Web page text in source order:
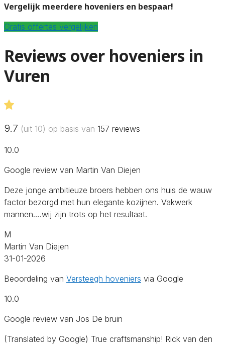
Vergelijk meerdere hoveniers en bespaar!
Gratis offertes vergelijken
Reviews over hoveniers in
Vuren
9.7 (uit 10) op basis van 157 reviews
10.0
Google review van Martin Van Diejen
Deze jonge ambitieuze broers hebben ons huis de wauw
factor bezorgd met hun elegante kozijnen. Vakwerk
mannen….wij zijn trots op het resultaat.
M
Martin Van Diejen
31-01-2026
Beoordeling van Versteegh hoveniers via Google
10.0
Google review van Jos De bruin
(Translated by Google) True craftsmanship! Rick van den